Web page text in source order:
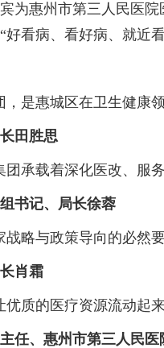
惠州市第三人民医院
看病、看好病、就近
惠城区在卫生健康
田胜思
载着深化医改、服务
书记、局长徐蓉
与政策导向的必然要
肖霜
的医疗资源流动起来
任、惠州市第三人民医